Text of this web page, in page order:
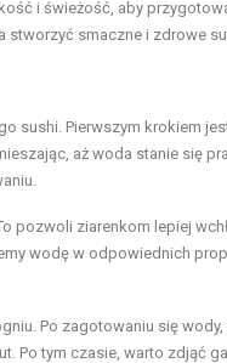
i świeżość, aby
smaczne i zdrowe
Pierwszym krokiem
aż woda stanie się
pozwoli ziarenkom lepiej
wodę w odpowiednich
Po zagotowaniu się
Po tym czasie, warto zdjąć